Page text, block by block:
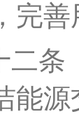
完善
二条
能